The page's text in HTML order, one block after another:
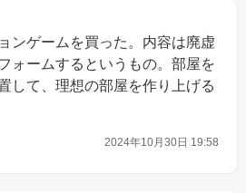
ンゲームを買った。内容は廃虚
ォームするというもの。部屋を
して、理想の部屋を作り上げる
2024年10月30日 19:58